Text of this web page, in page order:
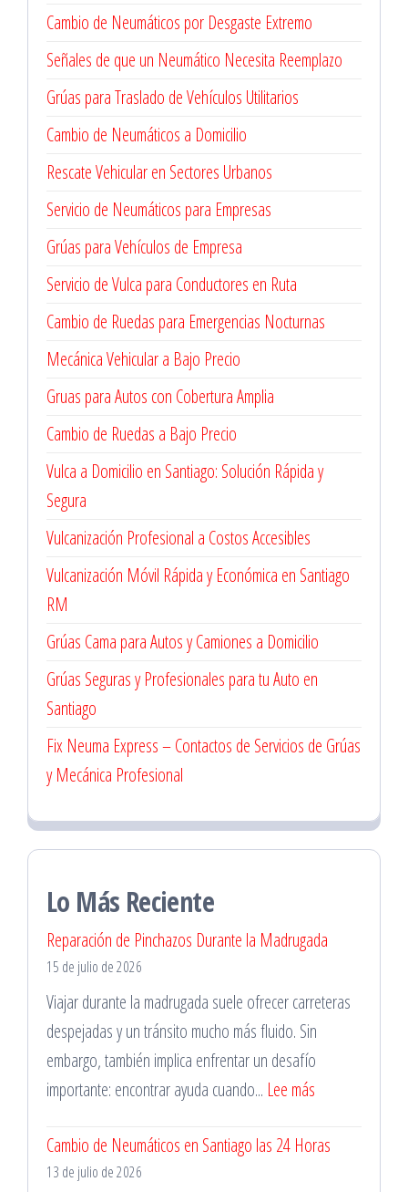
Cambio de Neumáticos por Desgaste Extremo
Señales de que un Neumático Necesita Reemplazo
Grúas para Traslado de Vehículos Utilitarios
Cambio de Neumáticos a Domicilio
Rescate Vehicular en Sectores Urbanos
Servicio de Neumáticos para Empresas
Grúas para Vehículos de Empresa
Servicio de Vulca para Conductores en Ruta
Cambio de Ruedas para Emergencias Nocturnas
Mecánica Vehicular a Bajo Precio
Gruas para Autos con Cobertura Amplia
Cambio de Ruedas a Bajo Precio
Vulca a Domicilio en Santiago: Solución Rápida y
Segura
Vulcanización Profesional a Costos Accesibles
Vulcanización Móvil Rápida y Económica en Santiago
RM
Grúas Cama para Autos y Camiones a Domicilio
Grúas Seguras y Profesionales para tu Auto en
Santiago
Fix Neuma Express – Contactos de Servicios de Grúas
y Mecánica Profesional
Lo Más Reciente
Reparación de Pinchazos Durante la Madrugada
15 de julio de 2026
Viajar durante la madrugada suele ofrecer carreteras
despejadas y un tránsito mucho más fluido. Sin
embargo, también implica enfrentar un desafío
importante: encontrar ayuda cuando... Lee más
de
Cambio de Neumáticos en Santiago las 24 Horas
13 de julio de 2026